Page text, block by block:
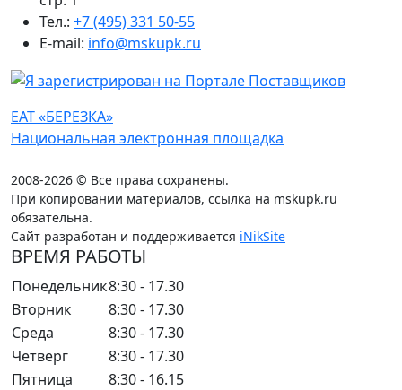
Тел.: +7 (495) 331 50-55
E-mail: info@mskupk.ru
ЕАТ «БЕРЕЗКА»
Национальная электронная площадка
2008-2026 © Все права сохранены.
При копировании материалов, ссылка на mskupk.ru
обязательна.
Сайт разработан и поддерживается iNikSite
ВРЕМЯ РАБОТЫ
Понедельник8:30 - 17.30
Вторник
8:30 - 17.30
Среда
8:30 - 17.30
Четверг
8:30 - 17.30
Пятница
8:30 - 16.15